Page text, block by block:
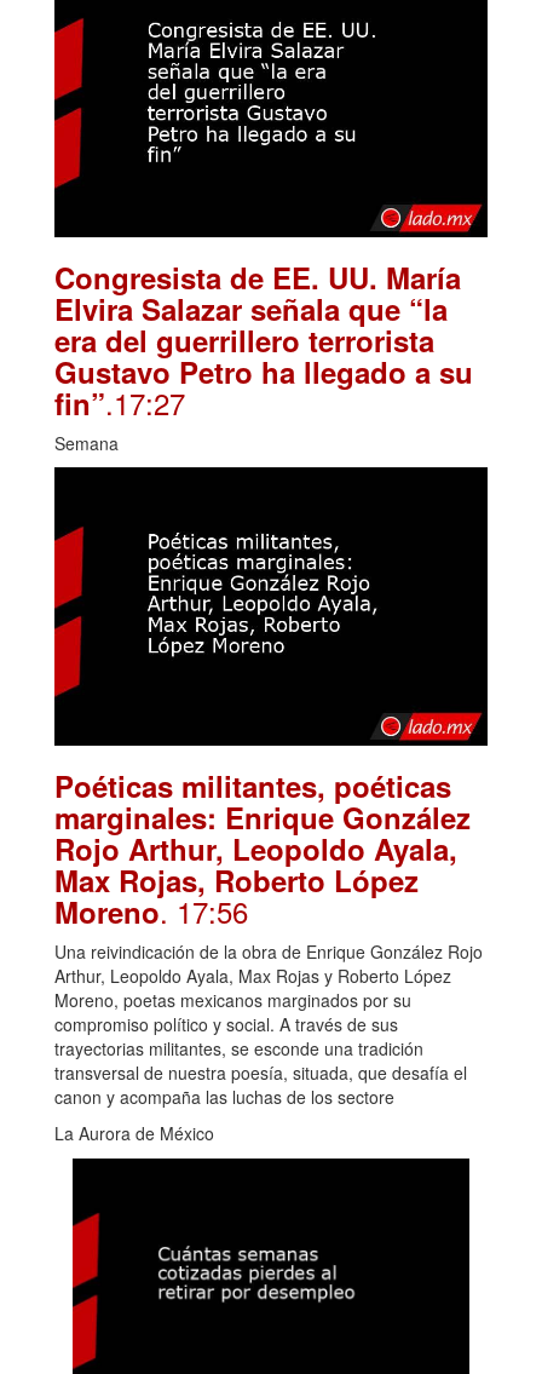
Congresista de EE. UU. María
Elvira Salazar señala que “la
era del guerrillero terrorista
Gustavo Petro ha llegado a su
fin”.17:27
Semana
Poéticas militantes, poéticas
marginales: Enrique González
Rojo Arthur, Leopoldo Ayala,
Max Rojas, Roberto López
Moreno. 17:56
Una reivindicación de la obra de Enrique González Rojo
Arthur, Leopoldo Ayala, Max Rojas y Roberto López
Moreno, poetas mexicanos marginados por su
compromiso político y social. A través de sus
trayectorias militantes, se esconde una tradición
transversal de nuestra poesía, situada, que desafía el
canon y acompaña las luchas de los sectore
La Aurora de México